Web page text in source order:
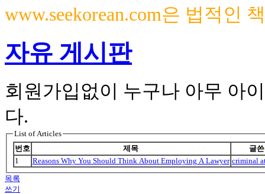
www.seekorean.com은 법적인
자유 게시판
회원가입없이 누구나 아무 아
다.
List of Articles
번호
제목
글
1
Reasons Why You Should Think About Employing A Lawyer criminal
목록
쓰기